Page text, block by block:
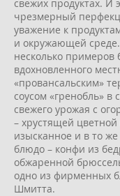
свежих продуктах. И
чрезмерный
уважение к
и окружающей
несколько
вдохновленного
«провансальским»
соусом «гренобль» в
свежего урожая с
– хрустящей
изысканное и в то
блюдо – конфи из
обжаренной
одно из фирменных
Шмитта.